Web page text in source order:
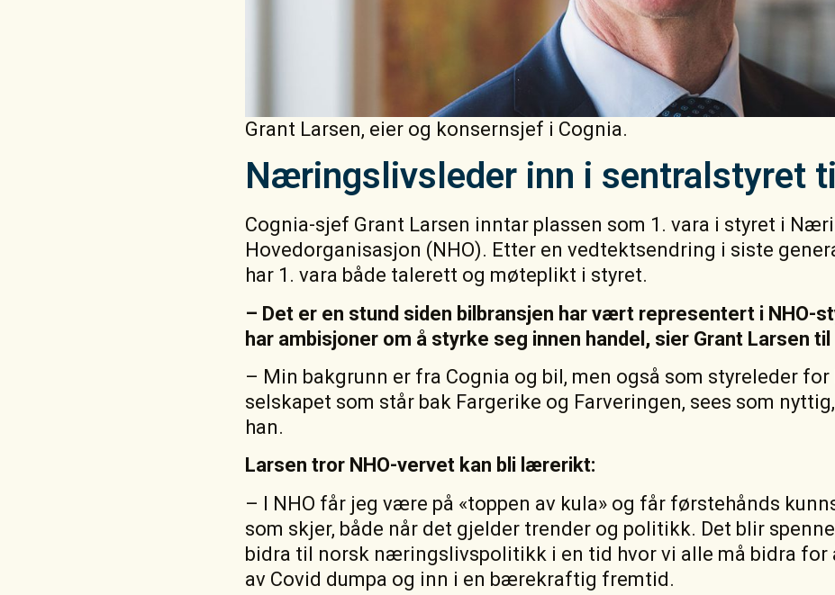
Grant Larsen, eier og konsernsjef i Cognia.
Næringslivsleder inn i sentralstyret
Cognia-sjef Grant Larsen inntar plassen som 1. vara i styret i
Hovedorganisasjon (NHO). Etter en vedtektsendring i siste
har 1. vara både talerett og møteplikt i styret.
– Det er en stund siden bilbransjen har vært representert i NHO-
har ambisjoner om å styrke seg innen handel, sier Grant Larsen til
– Min bakgrunn er fra Cognia og bil, men også som styreleder for
selskapet som står bak Fargerike og Farveringen, sees som
han.
Larsen tror NHO-vervet kan bli lærerikt:
– I NHO får jeg være på «toppen av kula» og får førstehånds
som skjer, både når det gjelder trender og politikk. Det blir
bidra til norsk næringslivspolitikk i en tid hvor vi alle må bidra for
av Covid dumpa og inn i en bærekraftig fremtid.